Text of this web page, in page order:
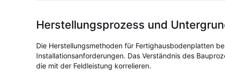
Herstellungsprozess und
Die Herstellungsmethoden für Fertighausbodenplatten
Installationsanforderungen. Das Verständnis des
die mit der Feldleistung korrelieren.